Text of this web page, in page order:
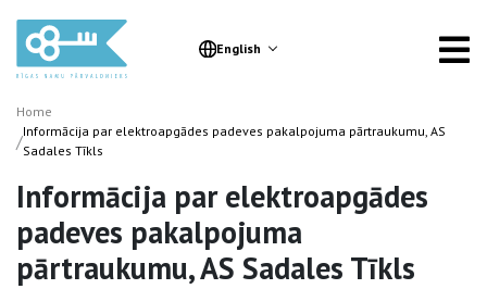
English
Home
/Informācija par elektroapgādes padeves pakalpojuma pārtraukumu, AS
Sadales Tīkls
Informācija par elektroapgādes
padeves pakalpojuma
pārtraukumu, AS Sadales Tīkls